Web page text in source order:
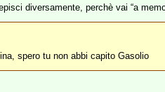
diversamente, perchè vai “a
spero tu non abbi capito Gasolio